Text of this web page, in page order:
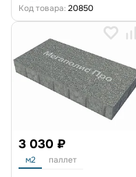
Код товара: 20850
3 030 ₽
м2 паллет